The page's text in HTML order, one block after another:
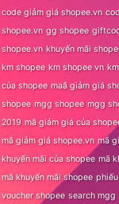
code giảm giá shopee.vn
shopee.vn gg shopee
shopee.vn khuyến mãi
km shopee km shopee vn
của shopee maã giảm giá
shopee mgg shopee mgg
2019 mã giảm giá của
mã giảm giá shopee.vn mã
khuyến mãi của shopee mã
mã khuyến mãi shopee
voucher shopee search mgg